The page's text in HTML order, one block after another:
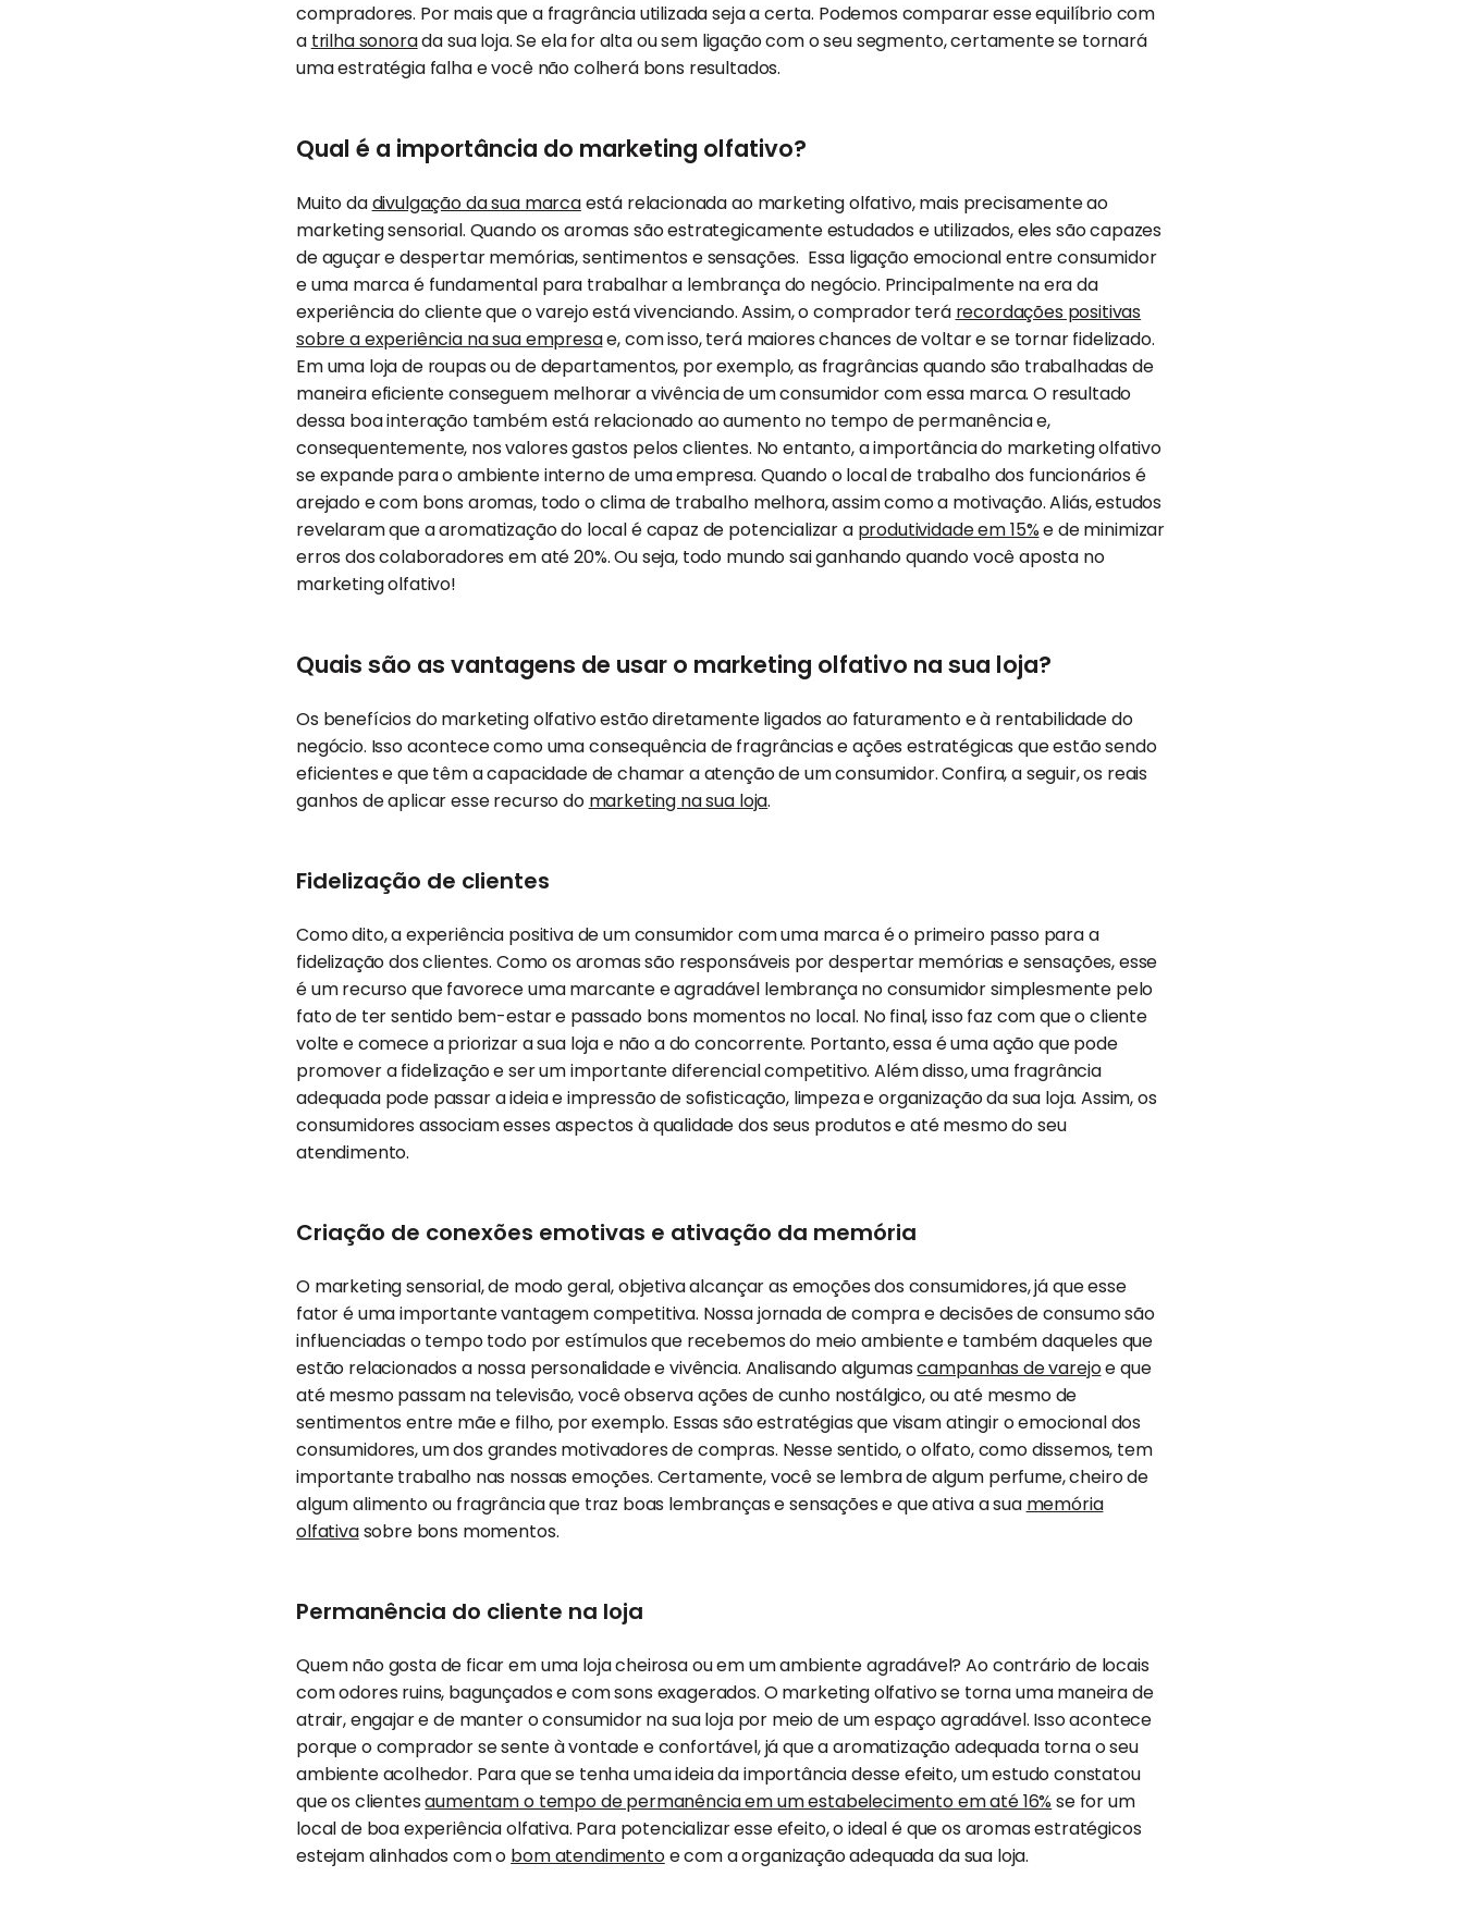
compradores. Por mais que a fragrância utilizada seja a certa. Podemos comparar esse equilíbrio com
a trilha sonorada sua loja. Se ela for alta ou sem ligação com o seu segmento, certamente se tornará
uma estratégia falha e você não colherá bons resultados.
Qual é a importância do marketing olfativo?
Muito dadivulgação da sua marcaestá relacionada ao marketing olfativo, mais precisamente ao
marketing sensorial. Quando os aromas são estrategicamente estudados e utilizados, eles são capazes
de aguçar e despertar memórias, sentimentos e sensações. Essa ligação emocional entre consumidor
e uma marca é fundamental para trabalhar a lembrança do negócio. Principalmente na era da
experiência do cliente que o varejo está vivenciando. Assim, o comprador terá recordações positivas
sobre a experiência na sua empresae, com isso, terá maiores chances de voltar e se tornar fidelizado.
Em uma loja de roupas ou de departamentos, por exemplo, as fragrâncias quando são trabalhadas de
maneira eficiente conseguem melhorar a vivência de um consumidor com essa marca. O resultado
dessa boa interação também está relacionado ao aumento no tempo de permanência e,
consequentemente, nos valores gastos pelos clientes. No entanto, a importância do marketing olfativo
se expande para o ambiente interno de uma empresa. Quando o local de trabalho dos funcionários é
arejado e com bons aromas, todo o clima de trabalho melhora, assim como a motivação. Aliás, estudos
revelaram que a aromatização do local é capaz de potencializar a produtividade em 15%e de minimizar
erros dos colaboradores em até 20%. Ou seja, todo mundo sai ganhando quando você aposta no
marketing olfativo!
Quais são as vantagens de usar o marketing olfativo na sua loja?
Os benefícios do marketing olfativo estão diretamente ligados ao faturamento e à rentabilidade do
negócio. Isso acontece como uma consequência de fragrâncias e ações estratégicas que estão sendo
eficientes e que têm a capacidade de chamar a atenção de um consumidor. Confira, a seguir, os reais
ganhos de aplicar esse recurso do marketing na sua loja.
Fidelização de clientes
Como dito, a experiência positiva de um consumidor com uma marca é o primeiro passo para a
fidelização dos clientes. Como os aromas são responsáveis por despertar memórias e sensações, esse
é um recurso que favorece uma marcante e agradável lembrança no consumidor simplesmente pelo
fato de ter sentido bem-estar e passado bons momentos no local. No final, isso faz com que o cliente
volte e comece a priorizar a sua loja e não a do concorrente. Portanto, essa é uma ação que pode
promover a fidelização e ser um importante diferencial competitivo. Além disso, uma fragrância
adequada pode passar a ideia e impressão de sofisticação, limpeza e organização da sua loja. Assim, os
consumidores associam esses aspectos à qualidade dos seus produtos e até mesmo do seu
atendimento.
Criação de conexões emotivas e ativação da memória
O marketing sensorial, de modo geral, objetiva alcançar as emoções dos consumidores, já que esse
fator é uma importante vantagem competitiva. Nossa jornada de compra e decisões de consumo são
influenciadas o tempo todo por estímulos que recebemos do meio ambiente e também daqueles que
estão relacionados a nossa personalidade e vivência. Analisando algumascampanhas de varejoe que
até mesmo passam na televisão, você observa ações de cunho nostálgico, ou até mesmo de
sentimentos entre mãe e filho, por exemplo. Essas são estratégias que visam atingir o emocional dos
consumidores, um dos grandes motivadores de compras. Nesse sentido, o olfato, como dissemos, tem
importante trabalho nas nossas emoções. Certamente, você se lembra de algum perfume, cheiro de
algum alimento ou fragrância que traz boas lembranças e sensações e que ativa a sua memória
olfativasobre bons momentos.
Permanência do cliente na loja
Quem não gosta de ficar em uma loja cheirosa ou em um ambiente agradável? Ao contrário de locais
com odores ruins, bagunçados e com sons exagerados. O marketing olfativo se torna uma maneira de
atrair, engajar e de manter o consumidor na sua loja por meio de um espaço agradável. Isso acontece
porque o comprador se sente à vontade e confortável, já que a aromatização adequada torna o seu
ambiente acolhedor. Para que se tenha uma ideia da importância desse efeito, um estudo constatou
que os clientesaumentam o tempo de permanência em um estabelecimento em até 16% se for um
local de boa experiência olfativa. Para potencializar esse efeito, o ideal é que os aromas estratégicos
estejam alinhados com o bom atendimentoe com a organização adequada da sua loja.